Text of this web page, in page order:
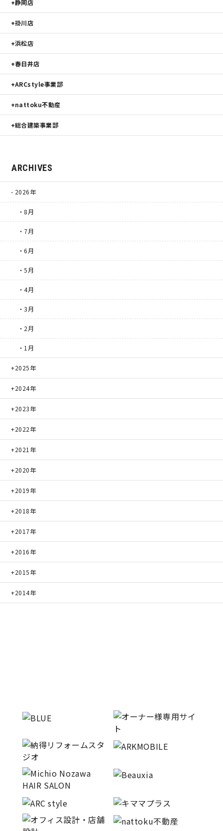
静岡店
掛川店
浜松店
春日井店
ARCstyle事業部
nattoku不動産
総合建築事業部
ARCHIVES
2026年
・8月
・7月
・6月
・5月
・4月
・3月
・2月
・1月
2025年
2024年
2023年
2022年
2021年
2020年
2019年
2018年
2017年
2016年
2015年
2014年